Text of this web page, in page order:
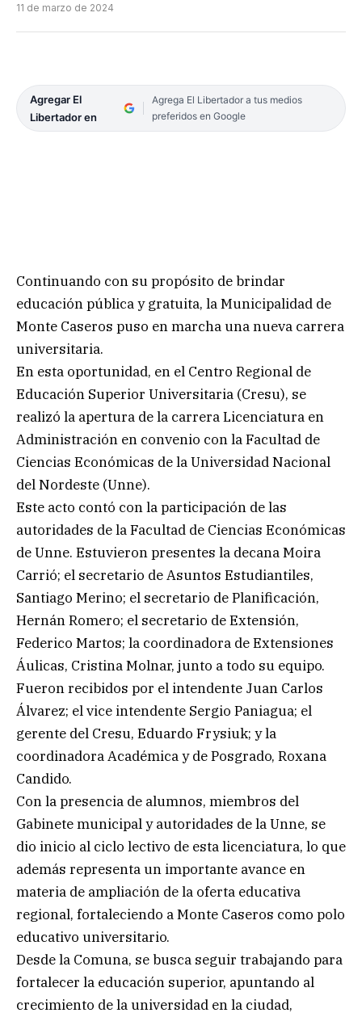
11 de marzo de 2024
Agregar El
Libertador en
Agrega El Libertador a tus medios
preferidos en Google
Continuando con su propósito de brindar
educación pública y gratuita, la Municipalidad de
Monte Caseros puso en marcha una nueva carrera
universitaria.
En esta oportunidad, en el Centro Regional de
Educación Superior Universitaria (Cresu), se
realizó la apertura de la carrera Licenciatura en
Administración en convenio con la Facultad de
Ciencias Económicas de la Universidad Nacional
del Nordeste (Unne).
Este acto contó con la participación de las
autoridades de la Facultad de Ciencias Económicas
de Unne. Estuvieron presentes la decana Moira
Carrió; el secretario de Asuntos Estudiantiles,
Santiago Merino; el secretario de Planificación,
Hernán Romero; el secretario de Extensión,
Federico Martos; la coordinadora de Extensiones
Áulicas, Cristina Molnar, junto a todo su equipo.
Fueron recibidos por el intendente Juan Carlos
Álvarez; el vice intendente Sergio Paniagua; el
gerente del Cresu, Eduardo Frysiuk; y la
coordinadora Académica y de Posgrado, Roxana
Candido.
Con la presencia de alumnos, miembros del
Gabinete municipal y autoridades de la Unne, se
dio inicio al ciclo lectivo de esta licenciatura, lo que
además representa un importante avance en
materia de ampliación de la oferta educativa
regional, fortaleciendo a Monte Caseros como polo
educativo universitario.
Desde la Comuna, se busca seguir trabajando para
fortalecer la educación superior, apuntando al
crecimiento de la universidad en la ciudad,